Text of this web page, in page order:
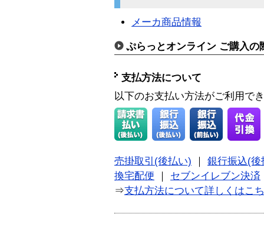
メーカ商品情報
ぷらっとオンライン ご購入の
支払方法について
以下のお支払い方法がご利用で
売掛取引(後払い)
銀行振込(後
換宅配便
セブンイレブン決済
⇒支払方法について詳しくはこ